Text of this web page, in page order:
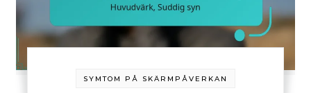
SYMTOM PÅ SKÄRMPÅVERKAN